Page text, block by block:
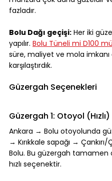
fazladır.
Bolu Dağı geçişi: Her iki
yapılır. Bolu Tüneli mi D100
süre, maliyet ve mola imkanı
karşılaştırdık.
Güzergah Seçenekleri
Güzergah 1: Otoyol (Hızlı)
Ankara → Bolu otoyolunda
→ Kırıkkale sapağı →
Bolu. Bu güzergah tamamen
hızlı seçenektir.